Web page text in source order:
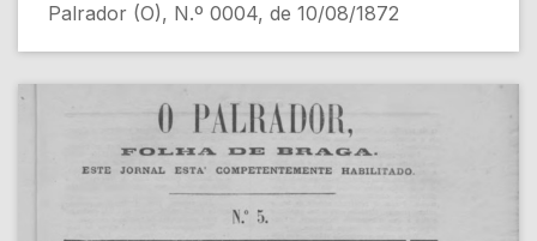
Palrador (O), N.º 0004, de 10/08/1872